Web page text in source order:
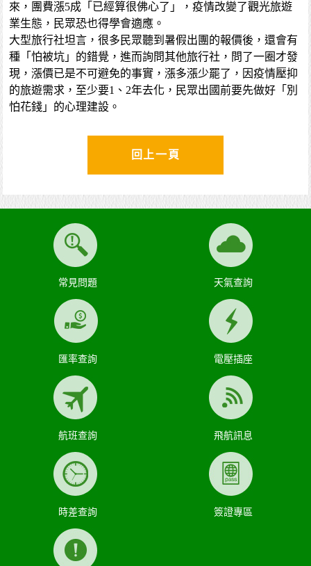
來，團費漲5成「已經算很佛心了」，疫情改變了觀光旅遊
業生態，民眾恐也得學會適應。
大型旅行社坦言，很多民眾聽到暑假出團的報價後，還會有
種「怕被坑」的錯覺，進而詢問其他旅行社，問了一圈才發
現，漲價已是不可避免的事實，漲多漲少罷了，因疫情壓抑
的旅遊需求，至少要1、2年去化，民眾出國前要先做好「別
怕花錢」的心理建設。
回上一頁
常見問題 天氣查詢
匯率查詢 電壓插座
航班查詢 飛航訊息
時差查詢 簽證專區